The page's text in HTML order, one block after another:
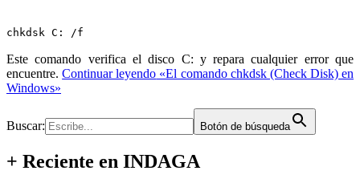
chkdsk C: /f
Este comando verifica el disco C: y repara cualquier error que
encuentre.Continuar leyendo «El comando chkdsk (Check Disk) en
Windows»
Buscar: Botón de búsqueda
+ Reciente en INDAGA